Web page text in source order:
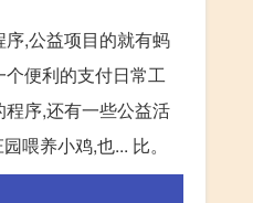
,公益项目的就有蚂
便利的支付日常工
序,还有一些公益活
喂养小鸡,也... 比。